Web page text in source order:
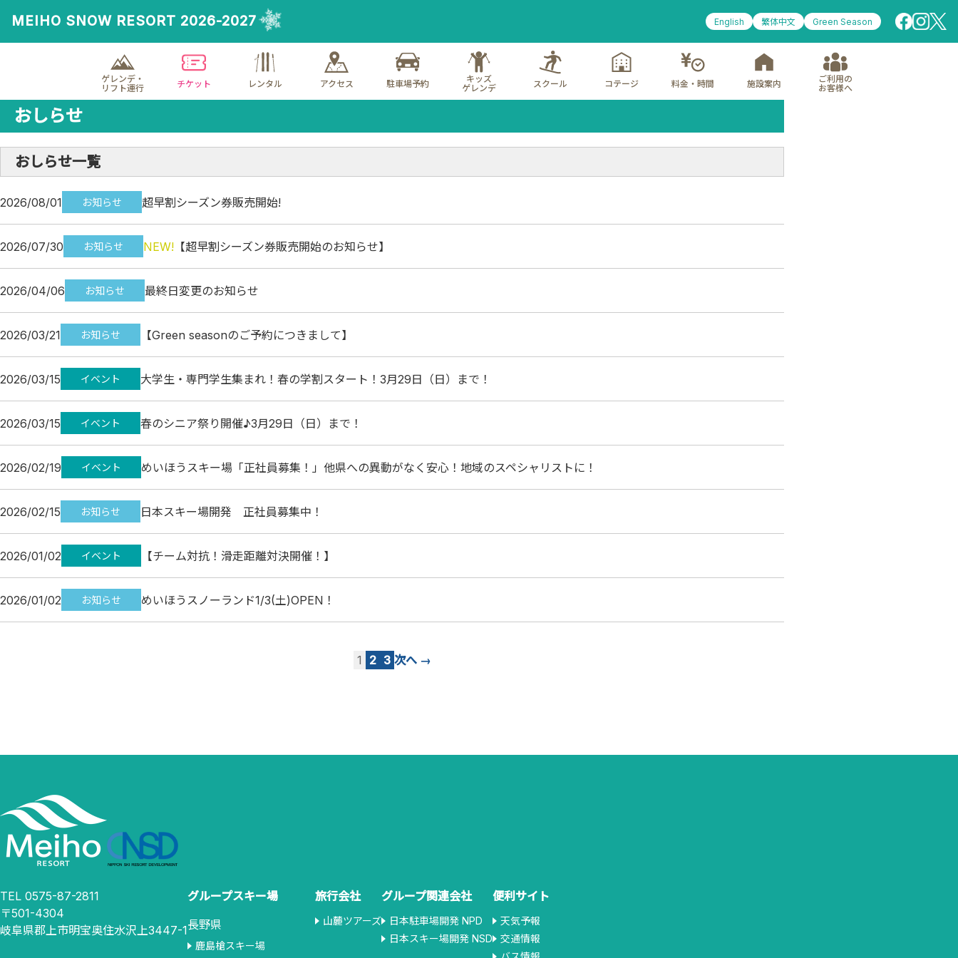
MEIHO SNOW RESORT 2026-2027
ゲレンデ・
リフト運行
チケット レンタル アクセス 駐車場予約
キッズ
ゲレンデ
スクール コテージ 料金・時間 施設案内
ご利用の
お客様へ
English 繁体中文 Green Season
おしらせ
おしらせ一覧
2026/08/01 お知らせ 超早割シーズン券販売開始!
2026/07/30 お知らせ NEW! 【超早割シーズン券販売開始のお知らせ】
2026/04/06 お知らせ 最終日変更のお知らせ
2026/03/21 お知らせ 【Green seasonのご予約につきまして】
2026/03/15 イベント 大学生・専門学生集まれ！春の学割スタート！3月29日（日）まで！
2026/03/15 イベント 春のシニア祭り開催♪3月29日（日）まで！
2026/02/19 イベント めいほうスキー場「正社員募集！」他県への異動がなく安心！地域のスペシャリストに！
2026/02/15 お知らせ 日本スキー場開発 正社員募集中！
2026/01/02 イベント 【チーム対抗！滑走距離対決開催！】
2026/01/02 お知らせ めいほうスノーランド1/3(土)OPEN！
1 2 3 次へ →
TEL 0575-87-2811
〒501-4304
岐阜県郡上市明宝奥住水沢上3447-1
グループスキー場
長野県
鹿島槍スキー場
旅行会社
山麓ツアーズ
グループ関連会社
日本駐車場開発 NPD
日本スキー場開発 NSD
便利サイト
天気予報
交通情報